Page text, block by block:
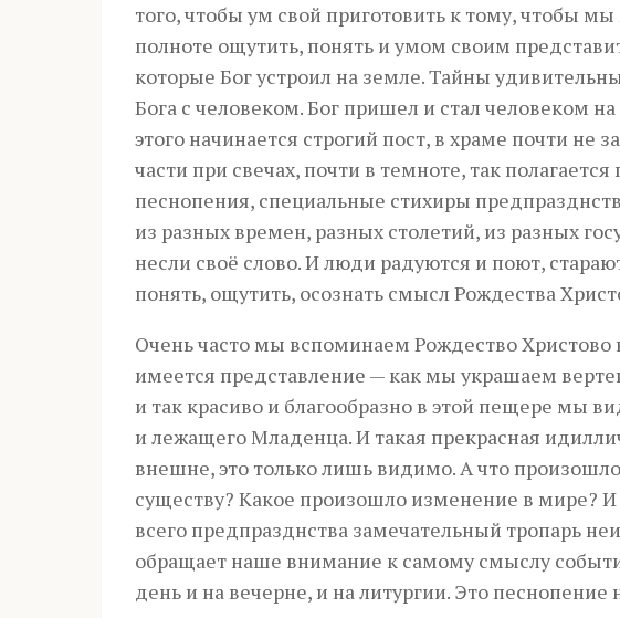
того, чтобы ум свой приготовить к тому, чтобы
полноте ощутить, понять и умом своим
которые Бог устроил на земле. Тайны
Бога с человеком. Бог пришел и стал человеком
этого начинается строгий пост, в храме почти не
части при свечах, почти в темноте, так
песнопения, специальные стихиры
из разных времен, разных столетий, из разных
несли своё слово. И люди радуются и поют,
понять, ощутить, осознать смысл Рождества
Очень часто мы вспоминаем Рождество Христово
имеется представление — как мы украшаем
и так красиво и благообразно в этой пещере мы
и лежащего Младенца. И такая прекрасная
внешне, это только лишь видимо. А что
существу? Какое произошло изменение в мире?
всего предпразднства замечательный тропарь
обращает наше внимание к самому смыслу
день и на вечерне, и на литургии. Это